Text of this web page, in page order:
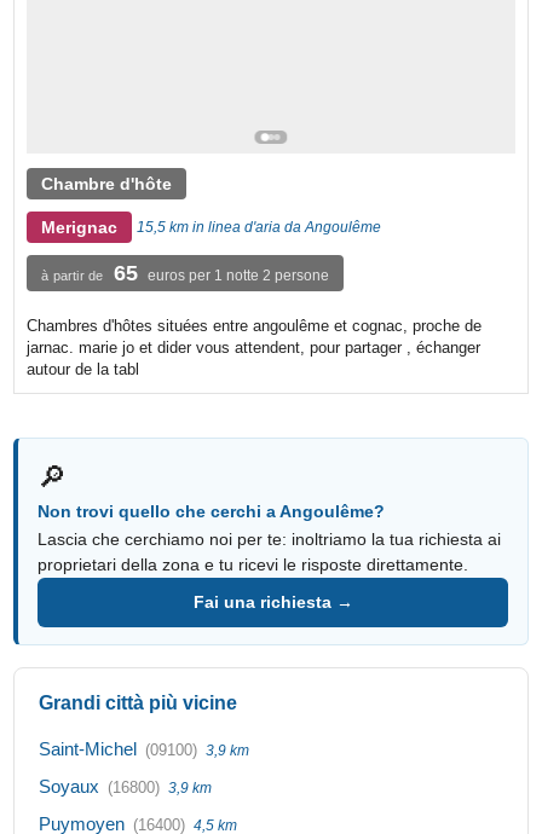
Chambre d'hôte
Merignac 15,5 km in linea d'aria da Angoulême
à partir de 65 euros per 1 notte 2 persone
Chambres d'hôtes situées entre angoulême et cognac, proche de
jarnac. marie jo et dider vous attendent, pour partager , échanger
autour de la tabl
🔎
Non trovi quello che cerchi a Angoulême?
Lascia che cerchiamo noi per te: inoltriamo la tua richiesta ai
proprietari della zona e tu ricevi le risposte direttamente.
Fai una richiesta →
Grandi città più vicine
Saint-Michel (09100) 3,9 km
Soyaux (16800) 3,9 km
Puymoyen (16400) 4,5 km